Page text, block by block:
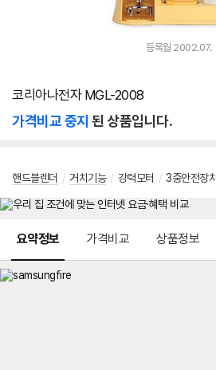
등록월 2002.07.
코리아나전자 MGL-2008
가격비교 중지 된 상품입니다.
핸드블렌더 / 거치기능 / 강력모터 / 3중안전장치
요약정보 가격비교 상품정보